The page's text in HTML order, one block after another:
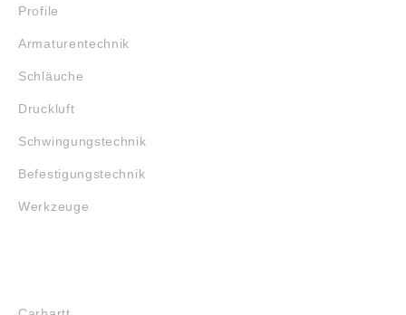
Profile
Armaturentechnik
Schläuche
Druckluft
Schwingungstechnik
Befestigungstechnik
Werkzeuge